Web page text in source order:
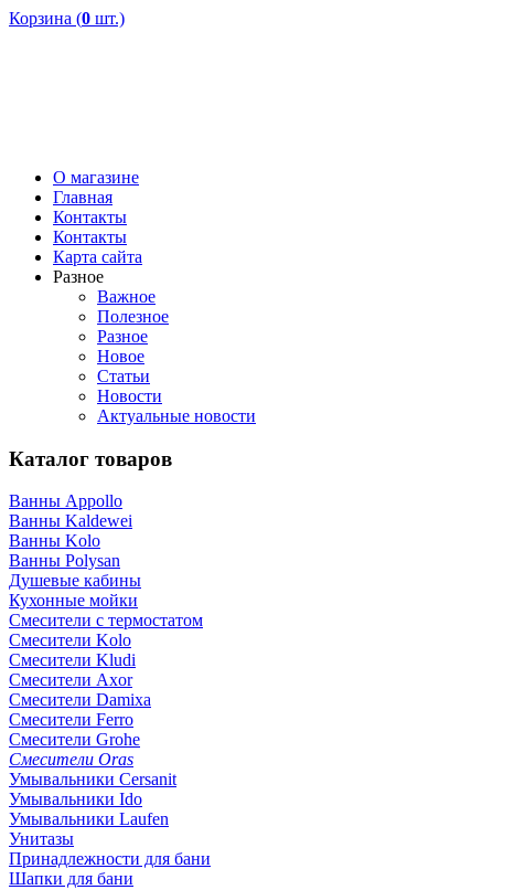
Корзина (0 шт.)
О магазине
Главная
Контакты
Контакты
Карта сайта
Разное
Важное
Полезное
Разное
Новое
Статьи
Новости
Актуальные новости
Каталог товаров
Ванны Appollo
Ванны Kaldewei
Ванны Kolo
Ванны Polysan
Душевые кабины
Кухонные мойки
Смесители с термостатом
Смесители Kolo
Смесители Kludi
Смесители Axor
Смесители Damixa
Смесители Ferro
Смесители Grohe
Смесители Oras
Умывальники Cersanit
Умывальники Ido
Умывальники Laufen
Унитазы
Принадлежности для бани
Шапки для бани